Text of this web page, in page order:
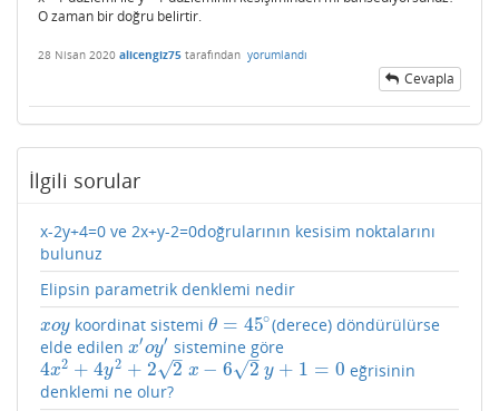
O zaman bir doğru belirtir.
28 Nisan 2020 alicengiz75 tarafından yorumlandı
Cevapla
İlgili sorular
x-2y+4=0 ve 2x+y-2=0doğrularının kesisim noktalarını
bulunuz
Elipsin parametrik denklemi nedir
xoy
xoy koordinat sistemiθ = 45∘
θ =45∘
(derece) döndürülürse
elde edilen x′oy′
x′oy′ sistemine göre
4x2 + 4y2 + 2 2
–
√ x − 6 2
–
√ y + 1 = 0
4x2+ 4y 2+22 x− 62y+1 =0
eğrisinin
denklemi ne olur?